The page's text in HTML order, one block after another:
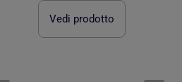
Vedi prodotto